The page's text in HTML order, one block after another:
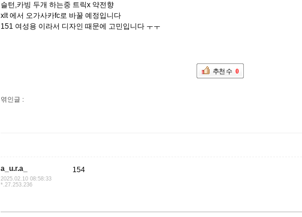
슬턴,카빙 두개 하는중 트릭x 약전향
xlt 에서 오가사카fc로 바꿀 예정입니다
151 여성용 이라서 디자인 때문에 고민입니다 ㅜㅜ
추천 수 0
엮인글 :
a_u.r.a_
2025.02.10 08:58:33
*.27.253.236
154